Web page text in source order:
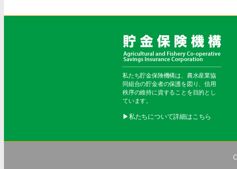
私たち貯金保険機構は、農水産業協
同組合の貯金者の保護を図り、信用
秩序の維持に資することを目的とし
ています。
▶︎私たちについて詳細はこちら